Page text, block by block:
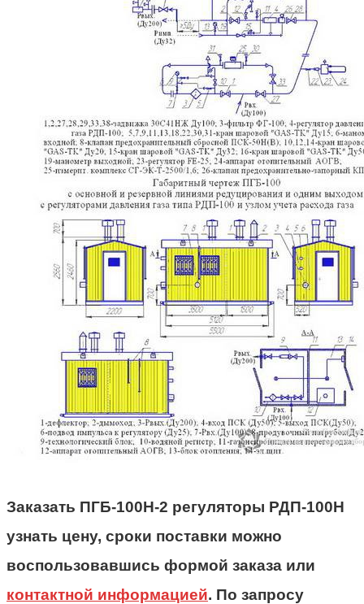
Заказать ПГБ-100Н-2 регуляторы РДП-100Н
узнать цену, сроки поставки можно
воспользовавшись формой заказа или
контактной информацией. По запросу